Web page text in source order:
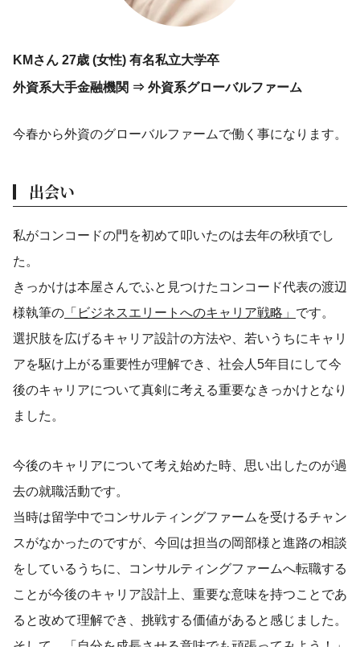
KMさん 27歳 (女性) 有名私立大学卒
外資系大手金融機関 ⇒ 外資系グローバルファーム
今春から外資のグローバルファームで働く事になります。
出会い
私がコンコードの門を初めて叩いたのは去年の秋頃でし
た。
きっかけは本屋さんでふと見つけたコンコード代表の渡辺
様執筆の 「ビジネスエリートへのキャリア戦略」 です。
選択肢を広げるキャリア設計の方法や、若いうちにキャリ
アを駆け上がる重要性が理解でき、社会人5年目にして今
後のキャリアについて真剣に考える重要なきっかけとなり
ました。
今後のキャリアについて考え始めた時、思い出したのが過
去の就職活動です。
当時は留学中でコンサルティングファームを受けるチャン
スがなかったのですが、今回は担当の岡部様と進路の相談
をしているうちに、コンサルティングファームへ転職する
ことが今後のキャリア設計上、重要な意味を持つことであ
ると改めて理解でき、挑戦する価値があると感じました。